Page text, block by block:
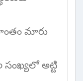
మారు
సంఖ్యలో అట్టి